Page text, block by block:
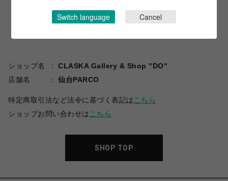
ショップ名
CLASKA Gallery & Shop "DO"
店舗名
仙台PARCO
特定商取引法など法令に基づく表記は こちら
ショップお問い合わせは こちら
SHOP TOP
Switch language Cancel